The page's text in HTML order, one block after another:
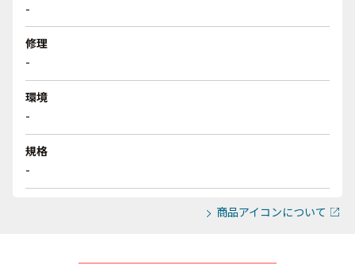
-
修理
-
環境
-
規格
-
商品アイコンについて